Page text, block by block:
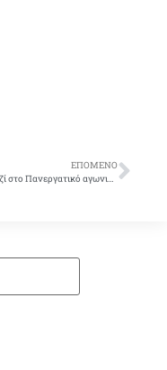
ΕΠΌΜΕΝΟ
Ολοι μαζί στο Πανεργατικό αγωνιστικό συλλαλητήριο της Θεσσαλονίκης το Σάββατο 10 Σεπτέμβρη 2011